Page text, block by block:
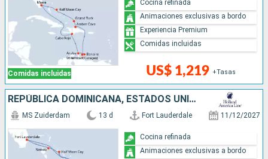
Comidas incluidas US$ 1,219 +Tasas
Cocina refinada
Animaciones exclusivas a bordo
Experiencia Premium
Comidas incluidas
REPÚBLICA DOMINICANA, ESTADOS UNIDOS, BAHAMAS
MS Zuiderdam 13 d Fort Lauderdale 11/12/2027
Cocina refinada
Animaciones exclusivas a bordo